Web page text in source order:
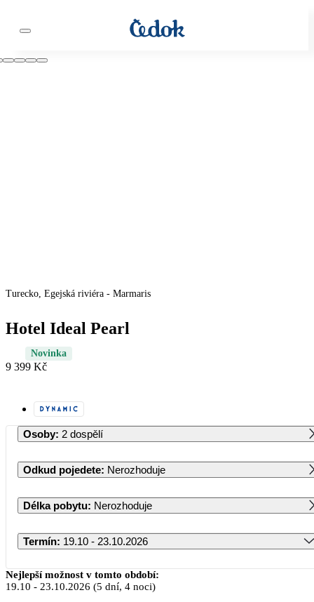
Turecko, Egejská riviéra - Marmaris
Hotel Ideal Pearl
Novinka
9 399 Kč
Osoby: 2 dospělí
Odkud pojedete: Nerozhoduje
Délka pobytu: Nerozhoduje
Termín: 19.10 - 23.10.2026
Říjen 2026
Nejlepší možnost v tomto období:
19.10 - 23.10.2026 (5 dní, 4 noci)